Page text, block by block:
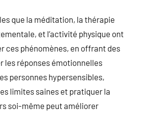
que la méditation, la thérapie
et l’activité physique ont
ces phénomènes, en offrant des
les réponses émotionnelles
personnes hypersensibles,
limites saines et pratiquer la
soi-même peut améliorer